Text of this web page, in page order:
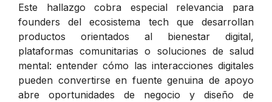
Este hallazgo cobra especial relevancia para
founders del ecosistema tech que desarrollan
productos orientados al bienestar digital,
plataformas comunitarias o soluciones de salud
mental: entender cómo las interacciones digitales
pueden convertirse en fuente genuina de apoyo
abre oportunidades de negocio y diseño de